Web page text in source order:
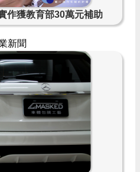
作獲教育部30萬元補助
新聞